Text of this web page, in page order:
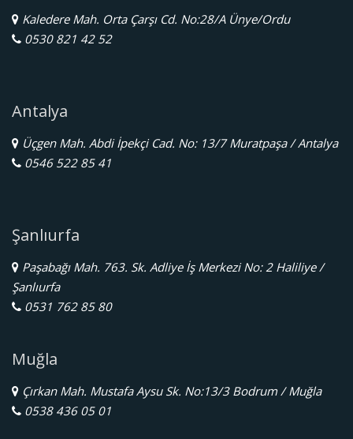
Kaledere Mah. Orta Çarşı Cd. No:28/A Ünye/Ordu
0530 821 42 52
Antalya
Üçgen Mah. Abdi İpekçi Cad. No: 13/7 Muratpaşa / Antalya
0546 522 85 41
Şanlıurfa
Paşabağı Mah. 763. Sk. Adliye İş Merkezi No: 2 Haliliye /
Şanlıurfa
0531 762 85 80
Muğla
Çırkan Mah. Mustafa Aysu Sk. No:13/3 Bodrum / Muğla
0538 436 05 01